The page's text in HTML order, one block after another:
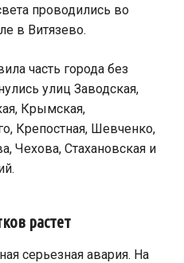
проводились во
в Витязево.
часть города без
улиц Заводская,
Крымская,
Крепостная, Шевченко,
Чехова, Стахановская и
растет
серьезная авария. На